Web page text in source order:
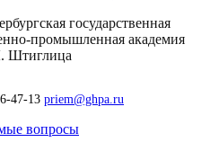
государственная
промышленная академия
Штиглица
47-13 priem@ghpa.ru
вопросы